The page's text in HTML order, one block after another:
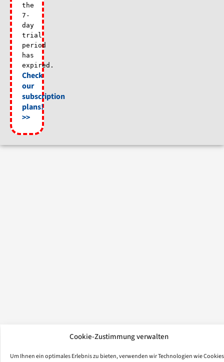
Cookie-Zustimmung verwalten
Um Ihnen ein optimales Erlebnis zu bieten, verwenden wir Technologien wie
the
7-
day
trial
period
has
expired.
Check
our
subscription
plans!
>>